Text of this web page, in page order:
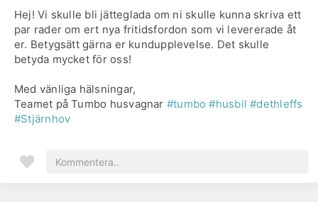
Hej! Vi skulle bli jätteglada om ni skulle kunna skriva ett
par rader om ert nya fritidsfordon som vi levererade åt
er. Betygsätt gärna er kundupplevelse. Det skulle
betyda mycket för oss!
Med vänliga hälsningar,
Teamet på Tumbo husvagnar #tumbo #husbil #dethleffs
#Stjärnhov